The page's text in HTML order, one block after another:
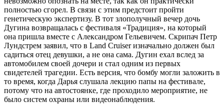
полностью сгорел. В связи с этим предстоит пройти
генетическую экспертизу. В тот злополучный вечер дочь
Дугина возвращалась с фестиваля «Традиция», на который
она пришла вместе с Александром Гельевичем. Скрипач Петр
Лундстрем заявил, что в Land Cruiser изначально должен был
садиться отец девушки, а не она сама. Дугин ехал вслед за
автомобилем своей дочери и стал одним из первых
свидетелей трагедии. Есть версия, что бомбу могли заложить в
то время, когда Дарья слушала лекцию папы на фестивале,
потому что на автостоянке, где проходило мероприятие, не
было систем охраны или видеонаблюдения.